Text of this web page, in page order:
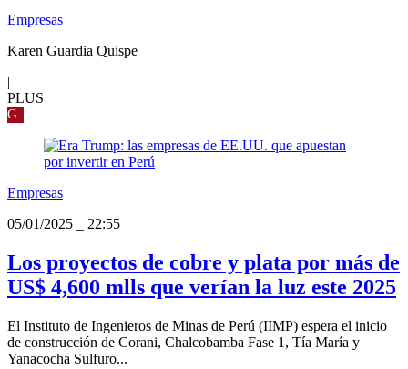
Empresas
Karen Guardia Quispe
|
PLUS
G
Empresas
05/01/2025
22:55
Los proyectos de cobre y plata por más de
US$ 4,600 mlls que verían la luz este 2025
El Instituto de Ingenieros de Minas de Perú (IIMP) espera el inicio
de construcción de Corani, Chalcobamba Fase 1, Tía María y
Yanacocha Sulfuro...